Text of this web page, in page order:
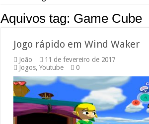
Aquivos tag: Game Cube
Jogo rápido em Wind Waker
João
11 de fevereiro de 2017
Jogos, Youtube 0